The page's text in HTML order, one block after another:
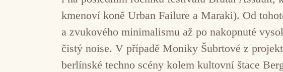
kmenoví koně Urban Failure a Maraki). Od
a zvukového minimalismu až po nakopnuté
čistý noise. V případě Moniky Šubrtové z
berlínské techno scény kolem kultovní štace